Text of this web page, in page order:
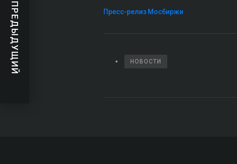
ПРЕДЫДУЩИЙ Пресс-релиз Мосбиржи
НОВОСТИ